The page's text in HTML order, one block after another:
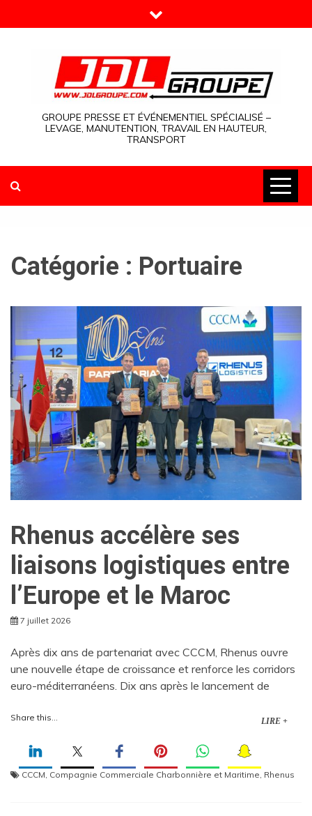
to
GROUPE PRESSE ET ÉVÉNEMENTIEL SPÉCIALISÉ –
LEVAGE, MANUTENTION, TRAVAIL EN HAUTEUR,
TRANSPORT
Catégorie : Portuaire
Rhenus accélère ses
liaisons logistiques entre
l’Europe et le Maroc
7 juillet 2026
Après dix ans de partenariat avec CCCM, Rhenus ouvre
une nouvelle étape de croissance et renforce les corridors
euro-méditerranéens. Dix ans après le lancement de
Share this... LIRE +
CCCM, Compagnie Commerciale Charbonnière et Maritime, Rhenus